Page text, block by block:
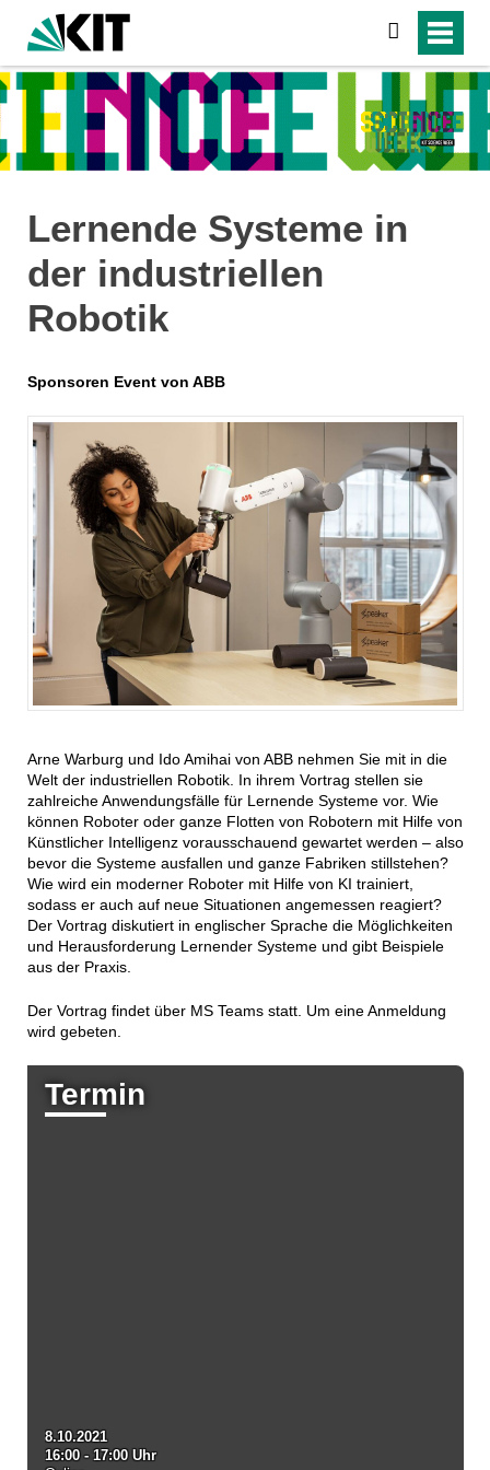
suchen
Lernende Systeme in
der industriellen
Robotik
Sponsoren Event von ABB
Arne Warburg und Ido Amihai von ABB nehmen Sie mit in die
Welt der industriellen Robotik. In ihrem Vortrag stellen sie
zahlreiche Anwendungsfälle für Lernende Systeme vor. Wie
können Roboter oder ganze Flotten von Robotern mit Hilfe von
Künstlicher Intelligenz vorausschauend gewartet werden – also
bevor die Systeme ausfallen und ganze Fabriken stillstehen?
Wie wird ein moderner Roboter mit Hilfe von KI trainiert,
sodass er auch auf neue Situationen angemessen reagiert?
Der Vortrag diskutiert in englischer Sprache die Möglichkeiten
und Herausforderung Lernender Systeme und gibt Beispiele
aus der Praxis.
Der Vortrag findet über MS Teams statt. Um eine Anmeldung
wird gebeten.
Termin
8.10.2021
16:00 - 17:00 Uhr